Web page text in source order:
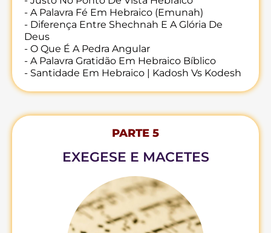
- A Palavra Fé Em Hebraico (Emunah)
- Diferença Entre Shechnah E A Glória De
Deus
- O Que É A Pedra Angular
- A Palavra Gratidão Em Hebraico Bíblico
- Santidade Em Hebraico | Kadosh Vs Kodesh
PARTE 5
EXEGESE E MACETES